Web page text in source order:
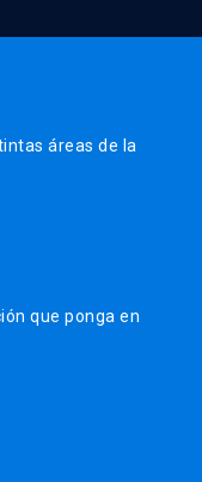
áreas de la
que ponga en